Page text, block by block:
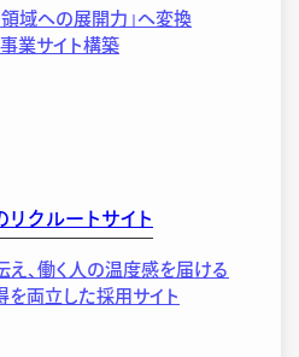
域への展開力」へ変換
業サイト構築
クルートサイト
、働く人の温度感を届ける
両立した採用サイト